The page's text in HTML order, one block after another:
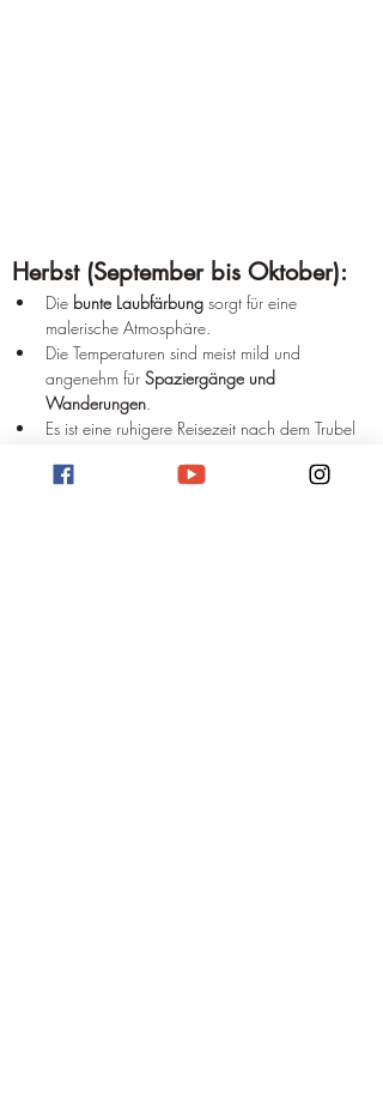
Herbst (September bis Oktober):
Die bunte Laubfärbung sorgt für eine
malerische Atmosphäre.
Die Temperaturen sind meist mild und
angenehm für Spaziergänge und
Wanderungen.
Es ist eine ruhigere Reisezeit nach dem Trubel
Der Katharinenmarkt im Oktober ist ein